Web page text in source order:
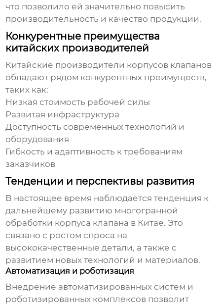
что позволило ей значительно повысить
производительность и качество продукции.
Конкурентные преимущества
китайских производителей
Китайские производители корпусов клапанов
обладают рядом конкурентных преимуществ,
таких как:
Низкая стоимость рабочей силы
Развитая инфраструктура
Доступность современных технологий и
оборудования
Гибкость и адаптивность к требованиям
заказчиков
Тенденции и перспективы развития
В настоящее время наблюдается тенденция к
дальнейшему развитию многогранной
обработки корпуса клапана в Китае. Это
связано с ростом спроса на
высококачественные детали, а также с
развитием новых технологий и материалов.
Автоматизация и роботизация
Внедрение автоматизированных систем и
роботизированных комплексов позволит